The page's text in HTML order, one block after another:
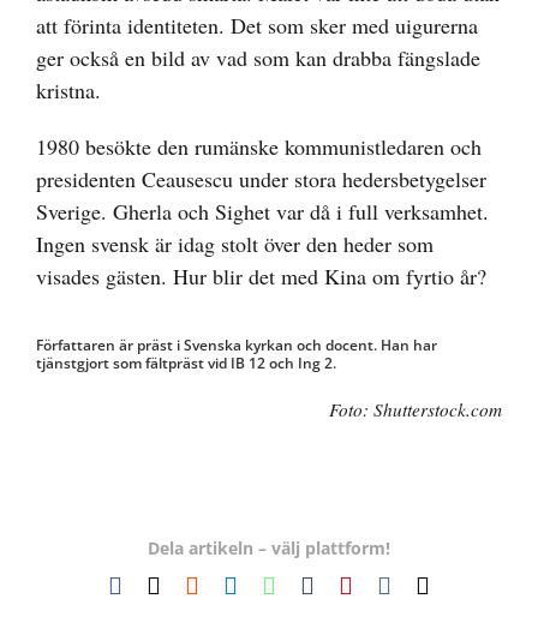
att förinta identiteten. Det som sker med uigurerna
ger också en bild av vad som kan drabba fängslade
kristna.
1980 besökte den rumänske kommunistledaren och
presidenten Ceausescu under stora hedersbetygelser
Sverige. Gherla och Sighet var då i full verksamhet.
Ingen svensk är idag stolt över den heder som
visades gästen. Hur blir det med Kina om fyrtio år?
Författaren är präst i Svenska kyrkan och docent. Han har
tjänstgjort som fältpräst vid IB 12 och Ing 2.
Foto: Shutterstock.com
Dela artikeln – välj plattform!
Facebook RedditLinkedInWhatsApp
TumblrPinterest
Vk